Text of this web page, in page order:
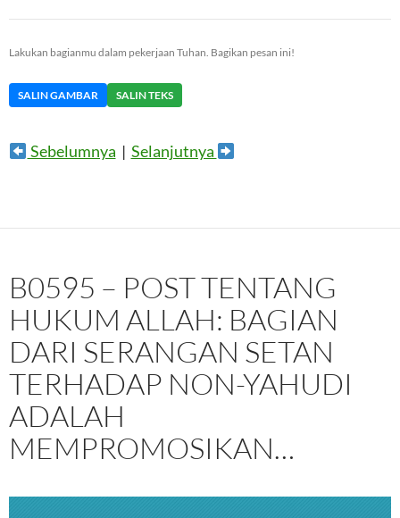
Lakukan bagianmu dalam pekerjaan Tuhan. Bagikan pesan ini!
SALIN GAMBAR SALIN TEKS
Sebelumnya | Selanjutnya
B0595 – POST TENTANG
HUKUM ALLAH: BAGIAN
DARI SERANGAN SETAN
TERHADAP NON-YAHUDI
ADALAH
MEMPROMOSIKAN…